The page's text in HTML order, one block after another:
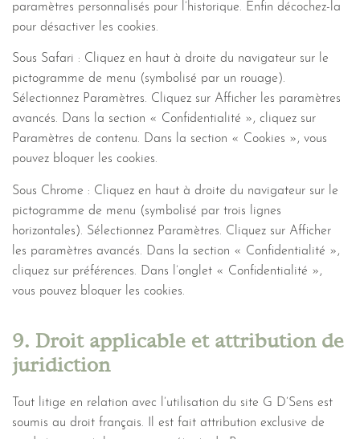
paramètres personnalisés pour l’historique. Enfin décochez-la
pour désactiver les cookies.
Sous Safari : Cliquez en haut à droite du navigateur sur le
pictogramme de menu (symbolisé par un rouage).
Sélectionnez Paramètres. Cliquez sur Afficher les paramètres
avancés. Dans la section « Confidentialité », cliquez sur
Paramètres de contenu. Dans la section « Cookies », vous
pouvez bloquer les cookies.
Sous Chrome : Cliquez en haut à droite du navigateur sur le
pictogramme de menu (symbolisé par trois lignes
horizontales). Sélectionnez Paramètres. Cliquez sur Afficher
les paramètres avancés. Dans la section « Confidentialité »,
cliquez sur préférences. Dans l’onglet « Confidentialité »,
vous pouvez bloquer les cookies.
9. Droit applicable et attribution de
juridiction
Tout litige en relation avec l’utilisation du site G D’Sens est
soumis au droit français. Il est fait attribution exclusive de